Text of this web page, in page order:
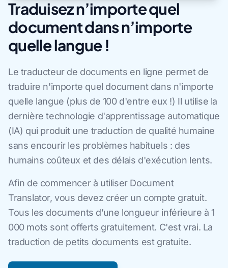
Traduisez n’importe quel
document dans n’importe
quelle langue !
Le traducteur de documents en ligne permet de
traduire n'importe quel document dans n'importe
quelle langue (plus de 100 d'entre eux !) Il utilise la
dernière technologie d'apprentissage automatique
(IA) qui produit une traduction de qualité humaine
sans encourir les problèmes habituels : des
humains coûteux et des délais d'exécution lents.
Afin de commencer à utiliser Document
Translator, vous devez créer un compte gratuit.
Tous les documents d’une longueur inférieure à 1
000 mots sont offerts gratuitement. C'est vrai. La
traduction de petits documents est gratuite.